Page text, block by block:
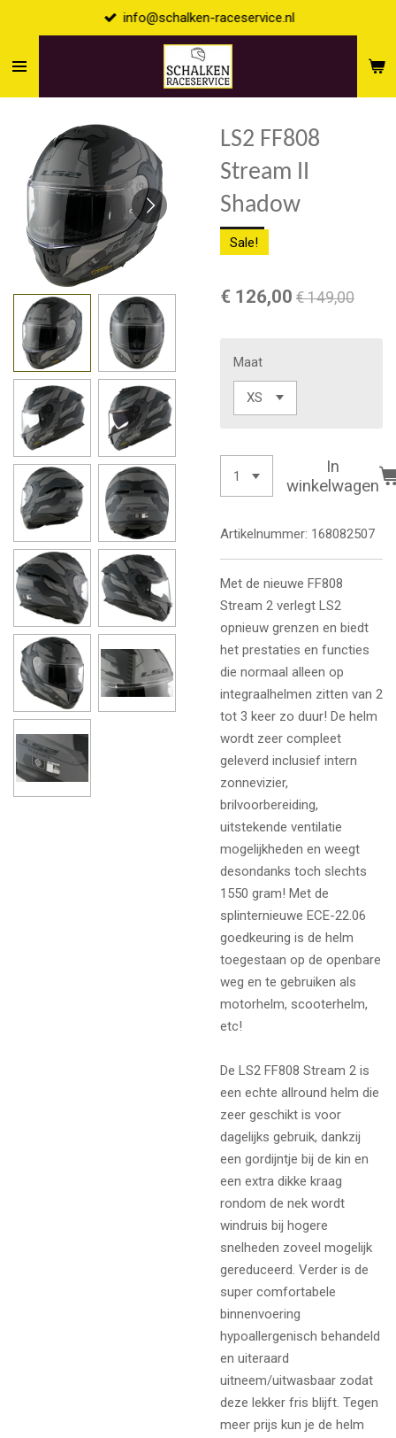
naar
info@schalken-raceservice.nl
LS2 FF808
Stream II
Shadow
Sale!
€ 126,00 € 149,00
Maat
In
winkelwagen
Artikelnummer: 168082507
Met de nieuwe FF808
Stream 2 verlegt LS2
opnieuw grenzen en biedt
het prestaties en functies
die normaal alleen op
integraalhelmen zitten van 2
tot 3 keer zo duur! De helm
wordt zeer compleet
geleverd inclusief intern
zonnevizier,
brilvoorbereiding,
uitstekende ventilatie
mogelijkheden en weegt
desondanks toch slechts
1550 gram! Met de
splinternieuwe ECE-22.06
goedkeuring is de helm
toegestaan op de openbare
weg en te gebruiken als
motorhelm, scooterhelm,
etc!
De LS2 FF808 Stream 2 is
een echte allround helm die
zeer geschikt is voor
dagelijks gebruik, dankzij
een gordijntje bij de kin en
een extra dikke kraag
rondom de nek wordt
windruis bij hogere
snelheden zoveel mogelijk
gereduceerd. Verder is de
super comfortabele
binnenvoering
hypoallergenisch behandeld
en uiteraard
uitneem/uitwasbaar zodat
deze lekker fris blijft. Tegen
meer prijs kun je de helm